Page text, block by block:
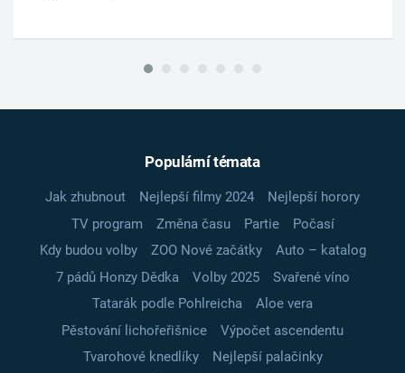
Populární témata
Jak zhubnout Nejlepší filmy 2024
Nejlepší horory
TV program
Změna času Partie
Počasí
Kdy budou volby
ZOO Nové začátky
Auto – katalog
7 pádů Honzy Dědka
Volby 2025
Svařené víno
Tatarák podle Pohlreicha
Aloe vera
Pěstování lichořeřišnice
Výpočet ascendentu
Tvarohové knedlíky
Nejlepší palačinky